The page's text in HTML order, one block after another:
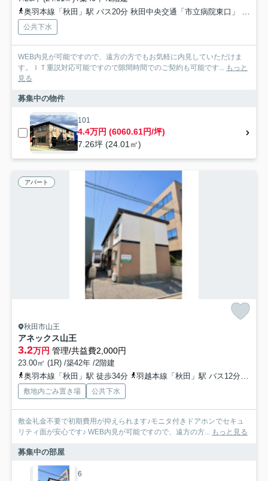
奥羽本線「秋田」駅 バス20分 秋田中央交通「市立病院東口」 停歩1分
公共下水
WEB内見が可能ですので、遠方の方でもお気軽に内見していただけま
す。ＩＴ重説対応可能ですので隙間時間でのご契約も可能です... もっと
見る
募集中の物件
101
4.4万円 (6060.61円/坪)
7.26坪 (24.01㎡)
アパート
秋田市山王
アネックス山王
3.2万円 管理/共益費2,000円
23.00㎡ (1R) /築42年 /2階建
奥羽本線「秋田」駅 徒歩34分
羽越本線「秋田」駅 バス12分 秋田中央交通「県庁市役所前（秋田県）」 停歩6分
敷地内ごみ置き場 公共下水
敷金礼金不要で初期費用が抑えられます♪モニタ付きドアホンでセキュ
リティ面が安心です♪ WEB内見が可能ですので、遠方の方... もっと見る
募集中の部屋
6